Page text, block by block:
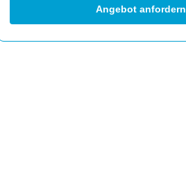
Angebot anfordern